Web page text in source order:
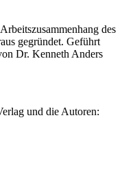
des
gegründet. Geführt
Dr. Kenneth Anders
und die Autoren: